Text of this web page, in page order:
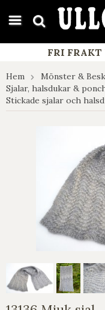
google-site-verification:
FRI
Hem Mönster &
Sjalar, halsdukar &
Stickade sjalar och